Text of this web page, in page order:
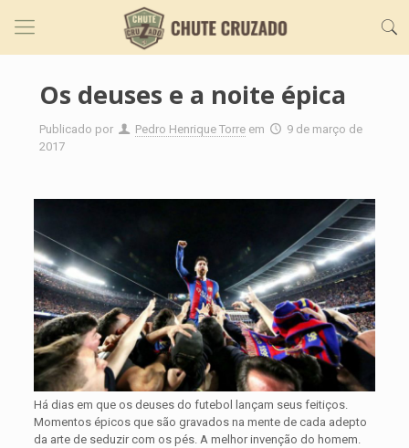
Os deuses e a noite épica
Publicado por Pedro Henrique Torre em
9 de março de
2017
Há dias em que os deuses do futebol lançam seus feitiços.
Momentos épicos que são gravados na mente de cada adepto
da arte de seduzir com os pés. A melhor invenção do homem.